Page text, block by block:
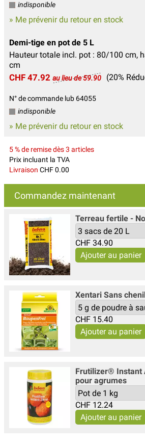
indisponible
» Me prévenir du retour en stock
Demi-tige en pot de 5 L
Hauteur totale incl. pot : 80/100 cm,
cm
CHF 47.92 au lieu de 59.90 (20%
N° de commande lub 64055
indisponible
» Me prévenir du retour en stock
5 % de remise dès 3 articles
Prix incluant la TVA
Livraison CHF 0.00
Commandez maintenant
Terreau fertile -
CHF 34.90
Xentari Sans
CHF 15.40
Frutilizer® Instant
pour agrumes
CHF 12.24